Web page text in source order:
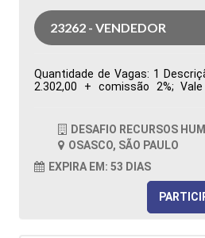
23262 - VENDEDOR
Quantidade de Vagas: 1
2.302,00 + comissão 2%;
contratação: CLT Cidade:
Atuação: Vendas Período:
Características
DESAFIO RECURSOS
OSASCO, SÃO PAULO
EXPIRA EM: 53 DIAS